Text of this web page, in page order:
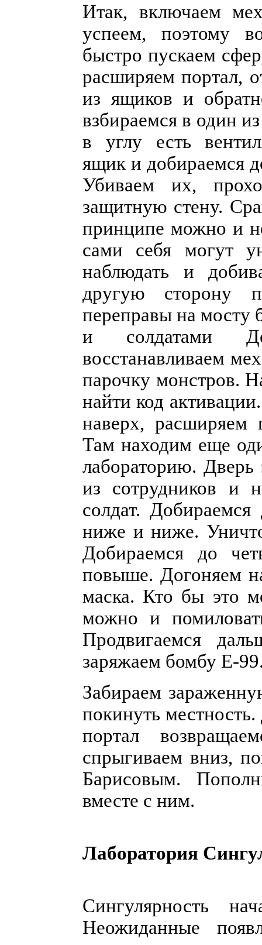
Итак, включаем
успеем, поэтому
быстро пускаем
расширяем портал,
из ящиков и
взбираемся в один
в углу есть
ящик и добираемся
Убиваем их,
защитную стену.
принципе можно и
сами себя могут
наблюдать и
другую сторону
переправы на мосту
и солдатами
восстанавливаем
парочку монстров.
найти код
наверх, расширяем
Там находим еще
лабораторию. Дверь
из сотрудников и
солдат.
ниже и ниже.
Добираемся до
повыше. Догоняем
маска. Кто бы это
можно и
Продвигаемся
заряжаем бомбу Е-
Забираем
покинуть
портал
спрыгиваем вниз,
Барисовым.
вместе с ним.
Лаборатория
Сингулярность
Неожиданные